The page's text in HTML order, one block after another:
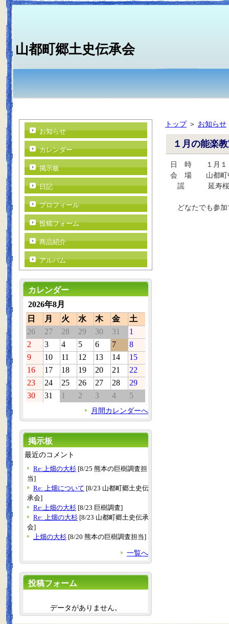
山都町郷土史伝承会
トップ＞ お知らせ
１月の能楽
日 時 １月１１
会 場 山都町
謡 延寿桜
どなたでも参加
お知らせ
カレンダー
掲示板
日記
プロフィール
投稿フォーム
商品紹介
アルバム
カレンダー
2026年8月
日
月 火 水 木 金
土
26
27 28 29 30 31
1
2
3 4 5 6 7
8
9
10 11 12 13 14
15
16
17 18 19 20 21
22
23
24 25 26 27 28
29
30
31 1 2 3 4 5
月間カレンダーへ
掲示板
最近のコメント
Re:上畑の大杉 [8/25 熊本の巨樹調査担
当]
Re: 上畑について [8/23 山都町郷土史伝
承会]
Re:上畑の大杉 [8/23 巨樹調査]
Re: 上畑の大杉 [8/23 山都町郷土史伝承
会]
上畑の大杉 [8/20 熊本の巨樹調査担当]
一覧へ
投稿フォーム
データがありません。